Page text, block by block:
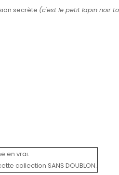
secrète (c'est le petit lapin noir
en vrai.
collection SANS DOUBLON.